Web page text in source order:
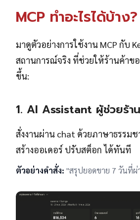
MCP ทำอะไรได้บ้าง?
มาดูตัวอย่างการใช้งาน MCP กับ
สถานการณ์จริง ที่ช่วยให้ร้านค้าข
ขึ้น:
1. AI Assistant ผู้ช่วยร้า
สั่งงานผ่าน chat ด้วยภาษาธรรม
สร้างออเดอร์ ปรับสต็อก ได้ทันที
ตัวอย่างคำสั่ง: "สรุปยอดขาย 7 วันที่ผ่